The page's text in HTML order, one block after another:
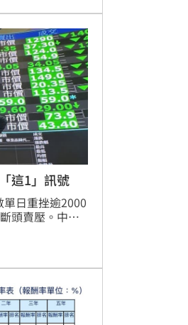
轉趨保守。不
情緒面與資金
觀察企業長期
這1」訊號
日重挫逾2000
頭賣壓。中信
短線流動性失
28%，基本面並
以降低槓桿為首
待市場籌碼沉
5日線後，再伺